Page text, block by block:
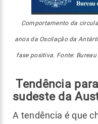
Comportamento da
anos da Oscilação da
fase positiva. Fonte:
Tendência
sudeste da
A tendência é que